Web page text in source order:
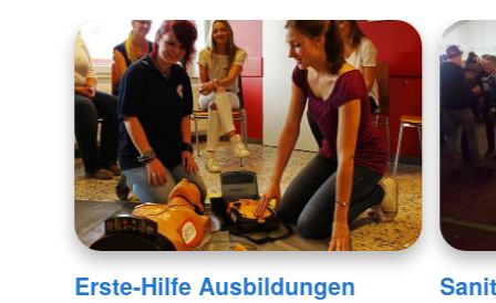
Erste-Hilfe Ausbildungen